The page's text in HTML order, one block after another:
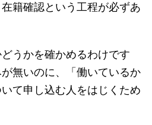
籍確認という工程が必ずあ
うかを確かめるわけです
無いのに、「働いているか
て申し込む人をはじくため